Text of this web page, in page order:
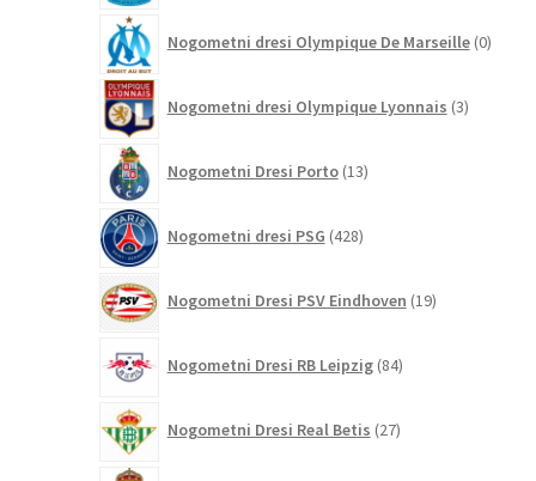
Nogometni dresi Olympique De Marseille 0
Nogometni dresi Olympique Lyonnais 3izdelki
Nogometni Dresi Porto 13izdelkov
Nogometni dresi PSG 428izdelkov
Nogometni Dresi PSV Eindhoven 19izdelkov
Nogometni Dresi RB Leipzig 84izdelkov
Nogometni Dresi Real Betis 27izdelkov